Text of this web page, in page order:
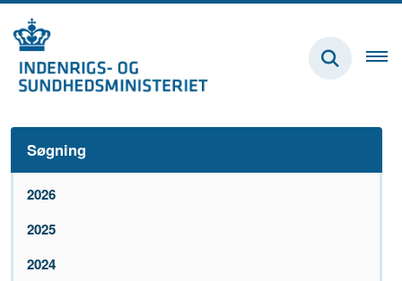
Søgning
2026
2025
2024